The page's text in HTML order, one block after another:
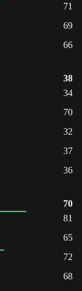
71
69
66
38
34
70
32
37
36
70
81
65
72
68